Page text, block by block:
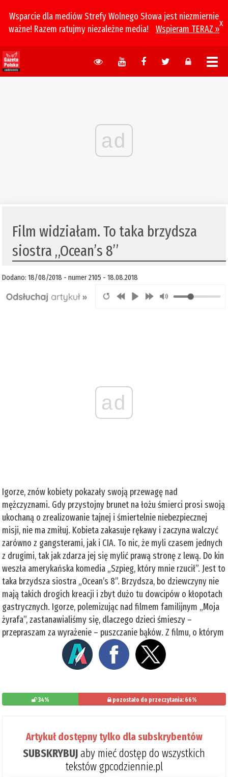
Wsparcie dla mediów Strefy Wolnego Słowa jest niezmiernie
ważne! Razem ratujmy niezależne media!
Wspieram TERAZ »
x
ad
Film widziałam. To taka brzydsza
siostra „Ocean’s 8”
Dodano: 18/08/2018 - numer 2105 - 18.08.2018
ad
Igorze, znów kobiety pokazały swoją przewagę nad
mężczyznami. Gdy przystojny brunet na łożu śmierci prosi swoją
ukochaną o zrealizowanie tajnej i śmiertelnie niebezpiecznej
misji, nie ma zmiłuj. Kobieta zakasuje rękawy i zaczyna walczyć
zarówno z gangsterami, jak i CIA. To nic, że myli czasem jednych
z drugimi, tak jak zdarza jej się mylić prawą stronę z lewą. Do kin
weszła amerykańska komedia „Szpieg, który mnie rzucił”. Jest to
taka brzydsza siostra „Ocean’s 8”. Brzydsza, bo dziewczyny nie
mają takich drogich kreacji i zbyt dużo tu dowcipów o kłopotach
gastrycznych. Igorze, polemizując nad filmem familijnym „Moja
żyrafa”, zastanawialiśmy się, dlaczego dzieci śmieszy –
przepraszam za wyrażenie – puszczanie bąków. Z filmu, o którym
34% pozostało do przeczytania: 66%
Artykuł dostępny tylko dla subskrybentów
SUBSKRYBUJaby mieć dostęp do wszystkich
tekstów gpcodziennie.pl